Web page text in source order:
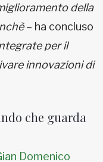
della
– ha concluso
per il
innovazioni di
che guarda
Domenico